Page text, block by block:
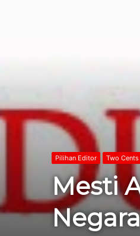
Pilihan Editor Two Cents
Mesti